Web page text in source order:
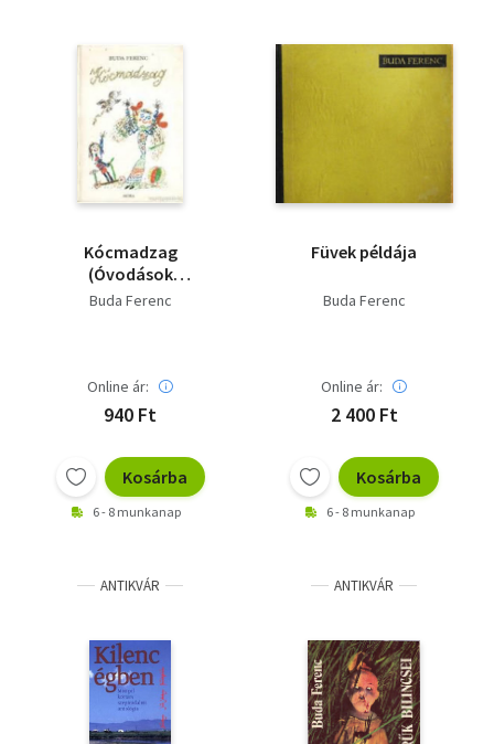
Kócmadzag
(Óvodások
könyvespolca)
Buda Ferenc
Online ár:
940 Ft
Kosárba
6 - 8 munkanap
Füvek példája
Buda Ferenc
Online ár:
2 400 Ft
Kosárba
6 - 8 munkanap
ANTIKVÁR ANTIKVÁR